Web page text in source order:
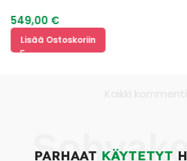
549,00 €
Lisää Ostoskoriin
PARHAAT KÄYTETYT